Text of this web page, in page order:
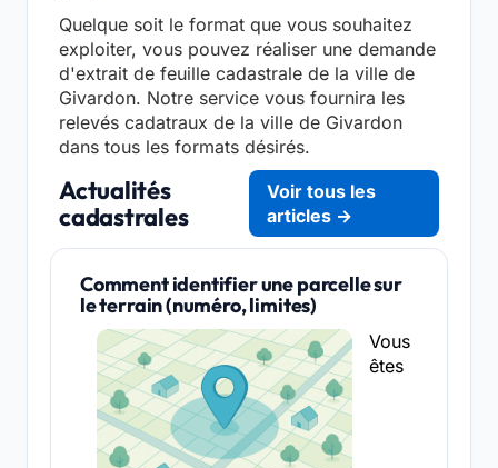
Quelque soit le format que vous souhaitez
exploiter, vous pouvez réaliser une demande
d'extrait de feuille cadastrale de la ville de
Givardon. Notre service vous fournira les
relevés cadatraux de la ville de Givardon
dans tous les formats désirés.
Actualités
cadastrales
Voir tous les
articles →
Comment identifier une parcelle sur
le terrain (numéro, limites)
Vous
êtes